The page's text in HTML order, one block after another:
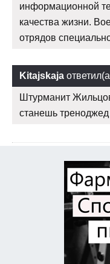
информационной
качества жизни.
отрядов
Kitajskaja
Штурманит
станешь